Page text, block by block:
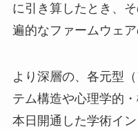
に引き算したとき、
遍的なファームウェ
より深層の、各元型
テム構造や心理学的
本日開通した学術イ